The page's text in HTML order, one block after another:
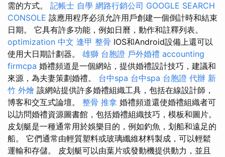
需的方式。 記帳士 自學 網路行銷公司 GOOGLE SEARCH
CONSOLE 該應用程序必須允許用戶創建一個倒計時和結束
日期。 它具有許多功能，例如日曆，動作和註釋列表。
optimization 中文 逢甲 整骨 IOS和Android設備上還可以
使用大日期計劃器。 雄獅 台胞證 戶外婚禮 accounting
firmcpa 婚禮頻道是一個網站，提供婚禮設計技巧，建議和
來源，為夫妻策劃婚禮。 台中spa 台中spa 台胞證 代辦 新
竹 外燴 該網站提供許多婚禮組織工具，包括在線設計師，
博客和交互式論壇。 整骨 推拿 婚禮頻道還使婚禮組織者可
以訪問婚禮資源圖書館，包括婚禮組織技巧，模板和圖片。
皮划艇是一種通常用於娛樂目的，例如釣魚，划船和遠足的
船。 它們通常由輕質塑料或玻璃纖維材料製成，可以輕鬆
運輸和存儲。 皮划艇可以由葉片或發動機提供動力，並且